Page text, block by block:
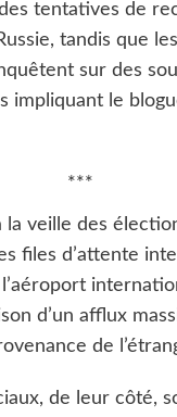
tentatives de
tandis que
sur des
impliquant le
***
la veille des
files d’attente
d’un afflux
de
de leur côté,